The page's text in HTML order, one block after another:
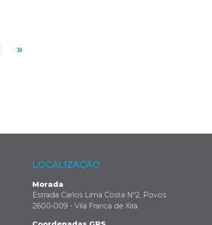
»
LOCALIZAÇÃO
Morada
Estrada Carlos Lima Costa Nº2, Povos
2600-009 - Vila Franca de Xira